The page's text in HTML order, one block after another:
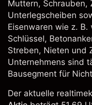
Muttern, Schrauben,
Unterlegscheiben
Eisenwaren wie z.
Schlüssel,
Streben, Nieten und
Unternehmens sind
Bausegment für
Der aktuelle